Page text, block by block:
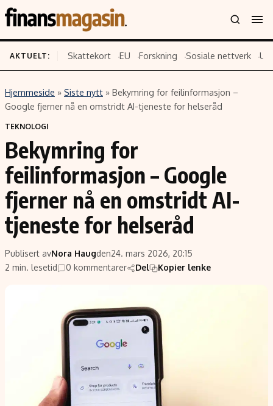
Innhold
Siste nytt
Eiendom
Energi og klima
Finans
Fritid
Hav og sjømat
Verden
Emner
Selskaper
Teknologi
Forbrukerrettigheter
Aksjer
Kunstig intelligens
EU-Kommisjonen
Retningslinjer
Annonsepolicy
Brukervilkår
Cookiepolicy
Retningslinjer for rettelser
Redaksjonell policy
AKTUELT: Skattekort EU Forskning Sosiale nettverk
Hjemmeside » Siste nytt » Bekymring for feilinformasjon –
Google fjerner nå en omstridt AI-tjeneste for helseråd
TEKNOLOGI
Bekymring for
feilinformasjon – Google
fjerner nå en omstridt AI-
tjeneste for helseråd
Publisert avNora Haugden24. mars 2026, 20:15
2 min. lesetid
0 kommentarer Del Kopier lenke